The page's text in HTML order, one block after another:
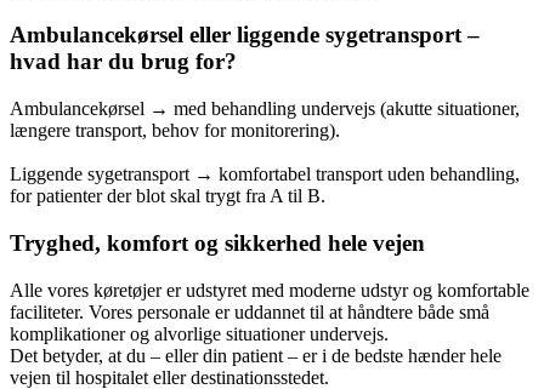
Ambulancekørsel eller liggende sygetransport –
hvad har du brug for?
Ambulancekørsel → med behandling undervejs (akutte situationer,
længere transport, behov for monitorering).
Liggende sygetransport → komfortabel transport uden behandling,
for patienter der blot skal trygt fra A til B.
Tryghed, komfort og sikkerhed hele vejen
Alle vores køretøjer er udstyret med moderne udstyr og komfortable
faciliteter. Vores personale er uddannet til at håndtere både små
komplikationer og alvorlige situationer undervejs.
Det betyder, at du – eller din patient – er i de bedste hænder hele
vejen til hospitalet eller destinationsstedet.